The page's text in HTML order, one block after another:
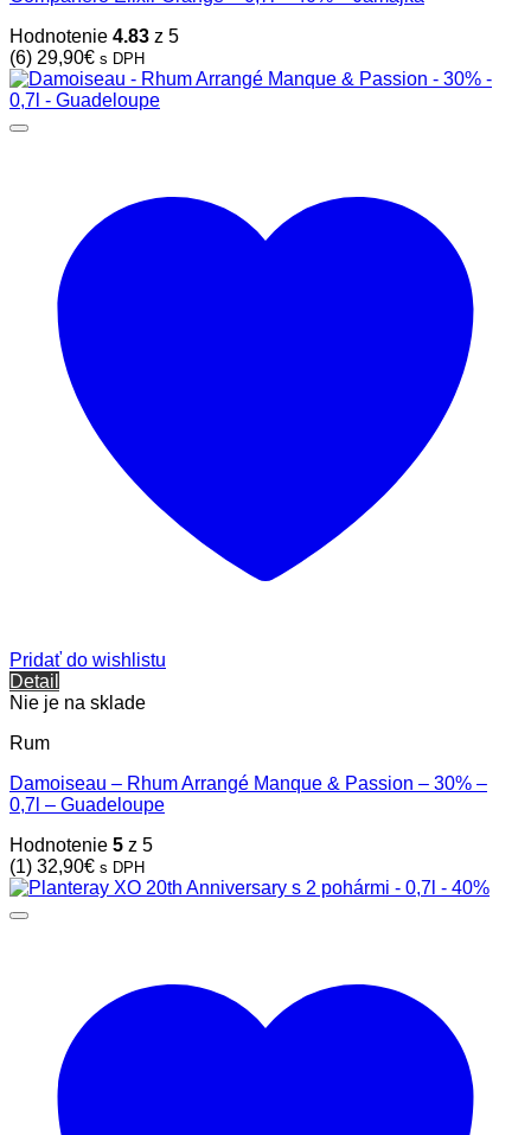
Hodnotenie 4.83 z 5
(6) 29,90€ s DPH
Pridať do wishlistu
Detail
Nie je na sklade
Rum
Damoiseau – Rhum Arrangé Manque & Passion – 30% –
0,7l – Guadeloupe
Hodnotenie 5 z 5
(1) 32,90€ s DPH